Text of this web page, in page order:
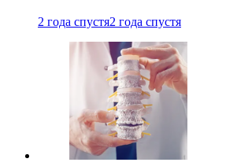
2 года спустя2 года спустя